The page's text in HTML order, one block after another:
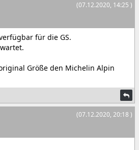
(07.12.2020, 14:25 )
für die GS.
Größe den Michelin Alpin
(07.12.2020, 20:18 )